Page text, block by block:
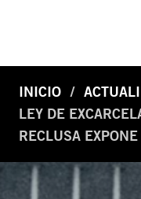
INICIO
LEY DE
RECLUSA